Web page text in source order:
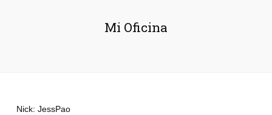
Mi Oficina
Nick: JessPao